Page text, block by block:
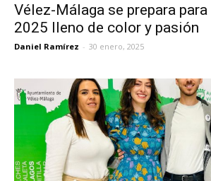
Vélez-Málaga se prepara para
2025 lleno de color y pasión
Daniel Ramírez - 30 enero, 2025